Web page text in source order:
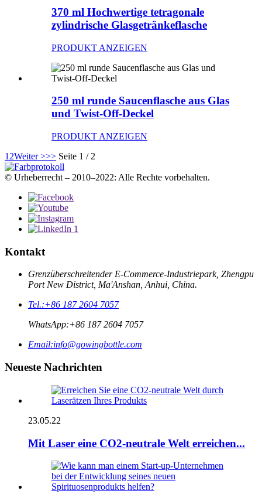
370 ml Hochwertige tetragonale
zylindrische Glasgetränkeflasche
PRODUKT ANZEIGEN
250 ml runde Saucenflasche aus Glas
und Twist-Off-Deckel
PRODUKT ANZEIGEN
1 2Weiter >>> Seite 1 / 2
© Urheberrecht – 2010–2022: Alle Rechte vorbehalten.
Kontakt
Grenzüberschreitender E-Commerce-Industriepark, Zhengpu
Port New District, Ma'Anshan, Anhui, China.
Tel.:+86 187 2604 7057
WhatsApp:+86 187 2604 7057
Email:info@gowingbottle.com
Neueste Nachrichten
23.05.22
Mit Laser eine CO2-neutrale Welt erreichen...